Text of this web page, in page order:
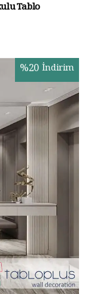
Tablo
%20 İndirim